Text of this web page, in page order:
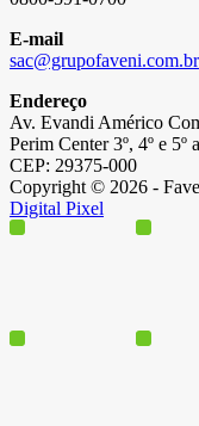
E-mail
sac@grupofaveni.com.br
Endereço
Av. Evandi Américo
Perim Center 3º, 4º e
CEP: 29375-000
Copyright © 2026 -
Digital Pixel